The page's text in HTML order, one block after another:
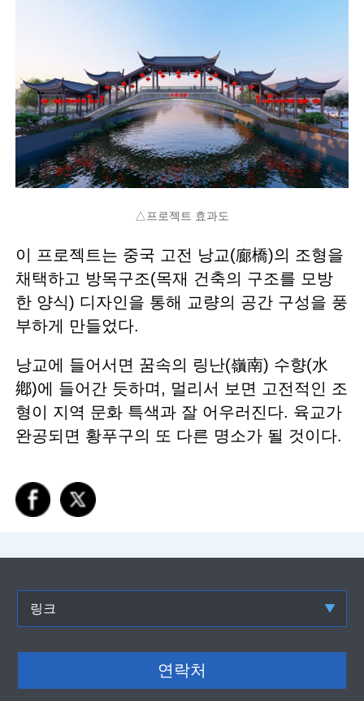
△프로젝트 효과도
이 프로젝트는 중국 고전 낭교(廊橋)의 조형을
채택하고 방목구조(목재 건축의 구조를 모방
한 양식) 디자인을 통해 교량의 공간 구성을 풍
부하게 만들었다.
낭교에 들어서면 꿈속의 링난(嶺南) 수향(水
鄕)에 들어간 듯하며, 멀리서 보면 고전적인 조
형이 지역 문화 특색과 잘 어우러진다. 육교가
완공되면 황푸구의 또 다른 명소가 될 것이다.
링크
연락처